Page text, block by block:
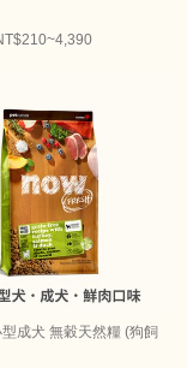
成犬 無穀天然糧 (狗飼